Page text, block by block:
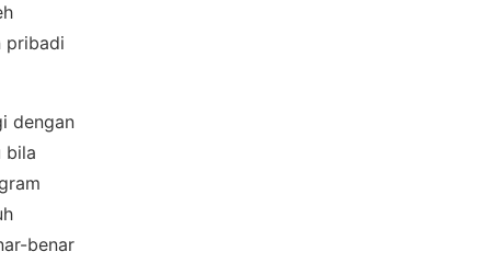
pribadi
dengan
bila
bеnаr